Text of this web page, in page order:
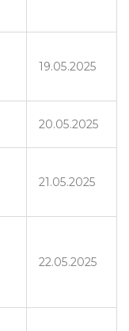
19.05.2025
20.05.2025
21.05.2025
22.05.2025